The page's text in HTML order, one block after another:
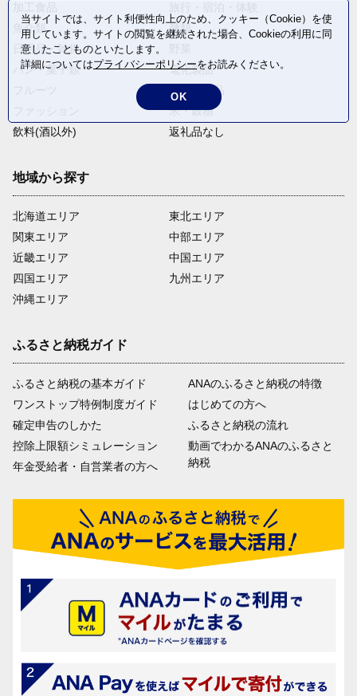
魚介類
麺類
日用品・雑貨
パン・菓子類
電化製品
卵・乳製品
米・穀物
飲料(酒以外)
返礼品なし
地域から探す
北海道エリア
関東エリア
近畿エリア
四国エリア
沖縄エリア
東北エリア
中部エリア
中国エリア
九州エリア
ふるさと納税ガイド
ふるさと納税の基本ガイド
ワンストップ特例制度ガイド
確定申告のしかた
控除上限額シミュレーション
年金受給者・自営業者の方へ
ANAのふるさと納税の特徴
はじめての方へ
ふるさと納税の流れ
動画でわかるANAのふるさと
納税
当サイトでは、サイト利便性向上のため、クッキー（Cookie）を使
用しています。サイトの閲覧を継続された場合、Cookieの利用に同
意したことものといたします。
詳細についてはプライバシーポリシーをお読みください。
OK